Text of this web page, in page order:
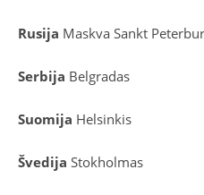
Rusija Maskva Sankt
Serbija Belgradas
Suomija Helsinkis
Švedija Stokholmas